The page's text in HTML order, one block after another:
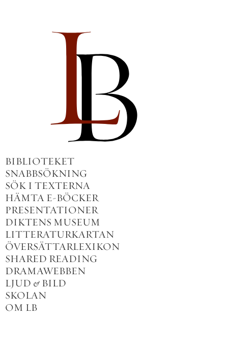
BIBLIOTEKET
SNABBSÖKNING
SÖK I TEXTERNA
HÄMTA E-BÖCKER
PRESENTATIONER
DIKTENS MUSEUM
LITTERATURKARTAN
ÖVERSÄTTARLEXIKON
SHARED READING
DRAMAWEBBEN
LJUD & BILD
SKOLAN
OM LB